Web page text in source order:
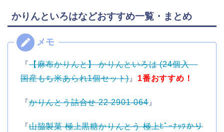
かりんといろはなどおすすめ一覧・まとめ
『【麻布かりんと】 かりんといろは (24個入
国産もち米あられ1個セット)』 1番おすすめ！
『かりんとう詰合せ 22-2901-064』
『山脇製菓 極上黒糖かりんとう 極上ﾋﾟｰﾅｯﾂかり